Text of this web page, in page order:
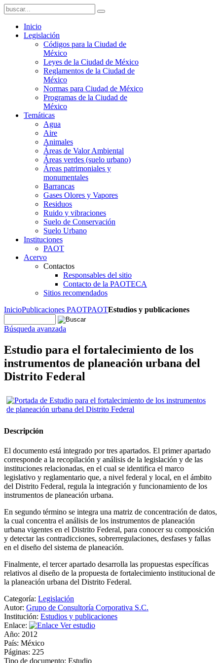
Inicio
Legislación
Códigos para la Ciudad de
México
Leyes de la Ciudad de México
Reglamentos de la Ciudad de
México
Normas para Ciudad de México
Programas de la Ciudad de
México
Temáticas
Agua
Aire
Animales
Áreas de Valor Ambiental
Áreas verdes (suelo urbano)
Áreas patrimoniales y
monumentales
Barrancas
Gases Olores y Vapores
Residuos
Ruido y vibraciones
Suelo de Conservación
Suelo Urbano
Instituciones
PAOT
Acervo
Contactos
Responsables del sitio
Contacto de la PAOTECA
Sitios recomendados
InicioPublicaciones PAOTPAOTEstudios y publicaciones
Búsqueda avanzada
Estudio para el fortalecimiento de los
instrumentos de planeación urbana del
Distrito Federal
Descripción
El documento está integrado por tres apartados. El primer apartado
corresponde a la recopilación y análisis de la legislación y de las
instituciones relacionadas, en el cual se identifica el marco
legislativo y reglamentario que, a nivel federal y local, en el ámbito
del Distrito Federal, regula la integración y funcionamiento de los
instrumentos de planeación urbana.
En segundo término se integra una matriz de concentración de datos,
la cual concentra el análisis de los instrumentos de planeación
urbana vigentes en el Distrito Federal, para conocer su composición
y detectar las contradicciones, sobrerregulaciones, desfases y fallas
en el diseño del sistema de planeación.
Finalmente, el tercer apartado desarrolla las propuestas específicas
relativos al diseño de la propuesta de fortalecimiento institucional de
la planeación urbana del Distrito Federal.
Categoría: Legislación
Autor: Grupo de Consultoría Corporativa S.C.
Institución: Estudios y publicaciones
Enlace:
Ver estudio
Año: 2012
País: México
Páginas: 225
Tipo de documento: Estudio